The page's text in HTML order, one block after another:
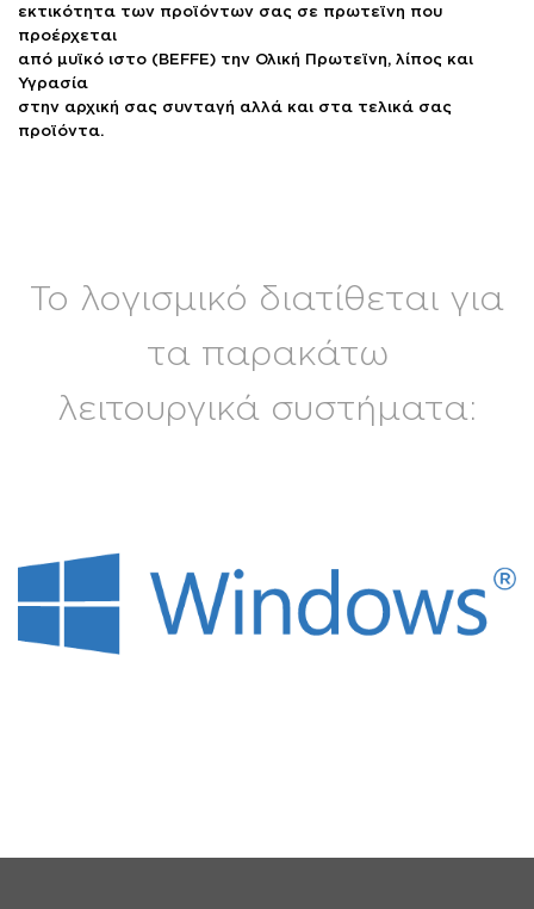
εκτικότητα των προϊόντων σας σε πρωτεϊνη που
προέρχεται
από μυϊκό ιστο (BEFFE) την Ολική Πρωτεϊνη, λίπος και
Υγρασία
στην αρχική σας συνταγή αλλά και στα τελικά σας
προϊόντα.
Το λογισμικό διατίθεται για
τα παρακάτω
λειτουργικά συστήματα: